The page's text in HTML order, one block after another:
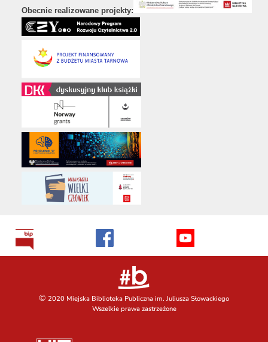
Obecnie realizowane projekty:
© 2020 Miejska Biblioteka Publiczna im. Juliusza Słowackiego
Wszelkie prawa zastrzeżone